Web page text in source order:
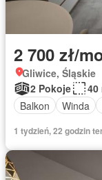
2 700 zł/
Gliwice, Śląskie
2 Pokoje
40
Balkon
Winda
1 tydzień, 22 godzin